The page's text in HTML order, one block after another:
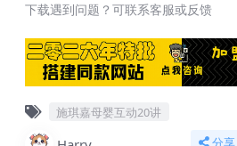
下载遇到问题？可联系客服或反馈
施琪嘉母婴互动20讲
分享